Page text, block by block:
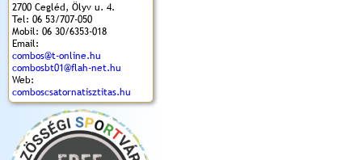
2700 Cegléd, Ölyv u. 4.
Tel: 06 53/707-050
Mobil: 06 30/6353-018
Email:
combos@t-online.hu
combosbt01@flah-net.hu
Web:
comboscsatornatisztitas.hu